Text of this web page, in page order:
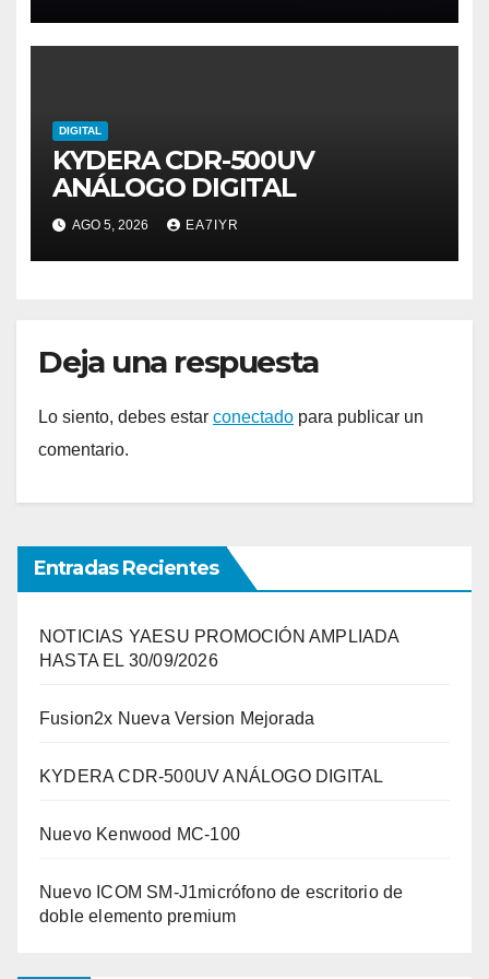
DIGITAL
KYDERA CDR-500UV
ANÁLOGO DIGITAL
AGO 5, 2026 EA7IYR
Deja una respuesta
Lo siento, debes estar conectado para publicar un
comentario.
Entradas Recientes
NOTICIAS YAESU PROMOCIÓN AMPLIADA
HASTA EL 30/09/2026
Fusion2x Nueva Version Mejorada
KYDERA CDR-500UV ANÁLOGO DIGITAL
Nuevo Kenwood MC-100
Nuevo ICOM SM-J1micrófono de escritorio de
doble elemento premium